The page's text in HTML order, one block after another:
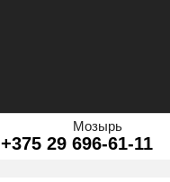
Мозырь
+375 29 696-61-11